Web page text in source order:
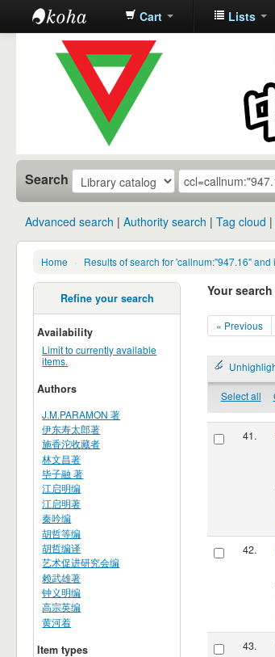
中化中学图
书馆馆藏目
Cart Lists
Search
Advanced search Authority search Tag cloud
Home › Results of search for 'callnum:"947.16" and
Refine your search
Availability
Limit to currently available
items.
Authors
J.M.PARAMON 著
伊东寿太郎著
施香沱收藏者
林文昌著
毕子融 著
江启明编
江启明著
秦吟编
胡哲等编
胡哲编译
艺术促进研究会编
赖武雄著
钟义明编
高宗英编
黄河着
Item types
Your
« Previous
Select all
41.
42.
43.